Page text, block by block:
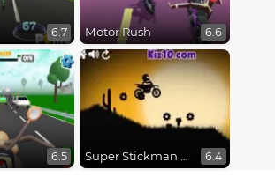
6.7 Motor Rush 6.6
6.5 Super Stickman Biker 6.4